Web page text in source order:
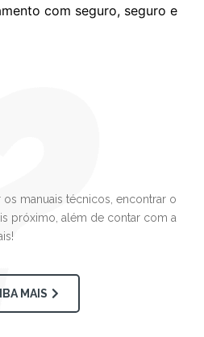
com seguro, seguro e
manuais técnicos, encontrar o
próximo, além de contar com a
MAIS